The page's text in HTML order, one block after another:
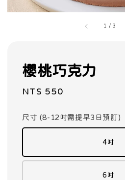
1 /3
櫻桃巧克力
Regular
NT$ 550
尺寸 (8-12吋需提早3日預訂)
4吋
6吋